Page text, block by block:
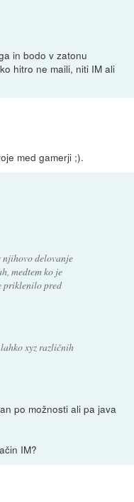
in bodo v zatonu
hitro ne maili, niti IM ali
med gamerji ;).
delovanje
medtem ko je
priklenilo pred
xyz različnih
po možnosti ali pa java
IM?